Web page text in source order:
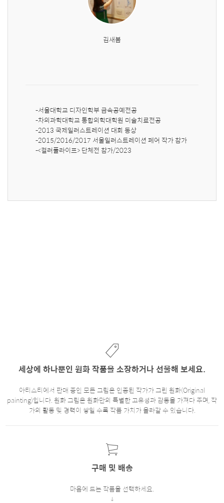
김새봄
-서울대학교 디자인학부 금속공예전공
-차의과학대학교 통합의학대학원 미술치료전공
-2013 국제일러스트레이션 대회 동상
-2015/2016/2017 서울일러스트레이션 페어 작가 참가
-<컬러풀라이프> 단체전 참가/2023
세상에 하나뿐인 원화 작품을 소장하거나 선물해 보세요.
아티스티에서 판매 중인 모든 그림은 인증된 작가가 그린 원화(Original
painting)입니다. 원화 그림은 원화만의 특별한 고유성과 감동을 가져다 주며, 작
가의 활동 및 경력이 쌓일 수록 작품 가치가 올라갈 수 있습니다.
구매 및 배송
마음에 드는 작품을 선택하세요.